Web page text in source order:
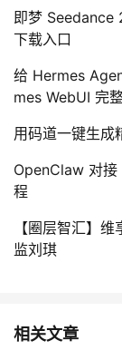
即梦 Seedance
下载入口
给 Hermes
mes WebUI 完
用码道一键生成
OpenClaw 对接
程
【圈层智汇】
监刘琪
相关文章